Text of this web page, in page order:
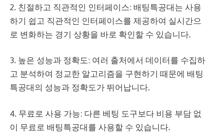
2. 친절하고 직관적인 인터페이스: 배팅특공대는 사용
하기 쉽고 직관적인 인터페이스를 제공하여 실시간으
로 변화하는 경기 상황을 바로 확인할 수 있습니다.
3. 높은 성능과 정확도: 여러 출처에서 데이터를 수집하
고 분석하여 정교한 알고리즘을 구현하기 때문에 배팅
특공대의 성능과 정확도가 뛰어납니다.
4. 무료로 사용 가능: 다른 베팅 도구보다 비용 부담 없
이 무료로 배팅특공대를 사용할 수 있습니다.